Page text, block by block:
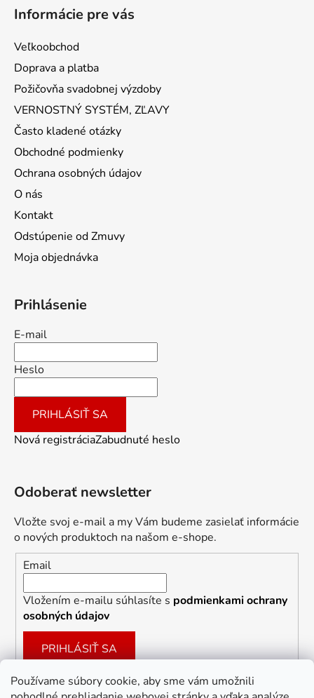
Používame súbory cookie, aby sme vám umožnili
Informácie pre vás
Veľkoobchod
Doprava a platba
Požičovňa svadobnej výzdoby
VERNOSTNÝ SYSTÉM, ZĽAVY
Často kladené otázky
Obchodné podmienky
Ochrana osobných údajov
O nás
Kontakt
Odstúpenie od Zmuvy
Moja objednávka
Prihlásenie
E-mail
Heslo
PRIHLÁSIŤ SA
Nová registráciaZabudnuté heslo
Odoberať newsletter
Vložte svoj e-mail a my Vám budeme zasielať informácie
o nových produktoch na našom e-shope.
Email
Vložením e-mailu súhlasíte s podmienkami ochrany
osobných údajov
PRIHLÁSIŤ SA